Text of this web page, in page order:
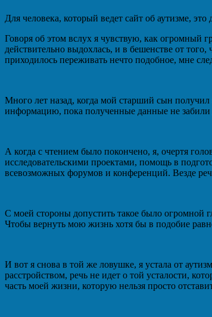
Для человека, который ведет сайт об аутизме,
Говоря об этом вслух я чувствую, как огромный
действительно выдохлась, и в бешенстве от
приходилось переживать нечто подобное, мне
Много лет назад, когда мой старший сын получил
информацию, пока полученные данные не забили
А когда с чтением было покончено, я, очертя
исследовательскими проектами, помощь в
всевозможных форумов и конференций. Везде
С моей стороны допустить такое было огромной
Чтобы вернуть мою жизнь хотя бы в подобие
И вот я снова в той же ловушке, я устала от
расстройством, речь не идет о той усталости,
часть моей жизни, которую нельзя просто